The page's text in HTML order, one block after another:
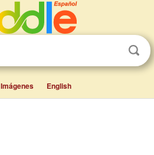
Imágenes English